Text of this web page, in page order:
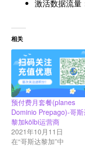
激活数据流量
相关
预付费月套餐(planes
Dominio Prepago)-哥斯
黎加kölbi运营商
2021年10月11日
在“哥斯达黎加”中